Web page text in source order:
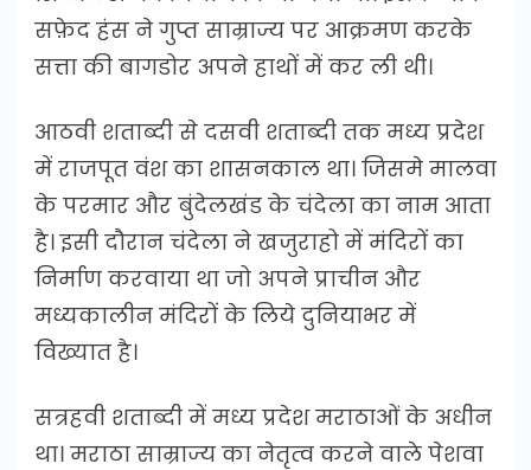
सफ़ेद हंस ने गुप्त साम्राज्य पर आक्रमण करके
सत्ता की बागडोर अपने हाथों में कर ली थी।
आठवी शताब्दी से दसवी शताब्दी तक मध्य प्रदेश
में राजपूत वंश का शासनकाल था। जिसमे मालवा
के परमार और बुंदेलखंड के चंदेला का नाम आता
है। इसी दौरान चंदेला ने खजुराहो में मंदिरों का
निर्माण करवाया था जो अपने प्राचीन और
मध्यकालीन मंदिरों के लिये दुनियाभर में
विख्यात है।
सत्रहवी शताब्दी में मध्य प्रदेश मराठाओं के अधीन
था। मराठा साम्राज्य का नेतृत्व करने वाले पेशवा